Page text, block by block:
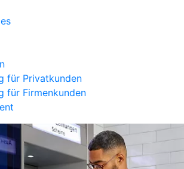
für Privatkunden
für Firmenkunden